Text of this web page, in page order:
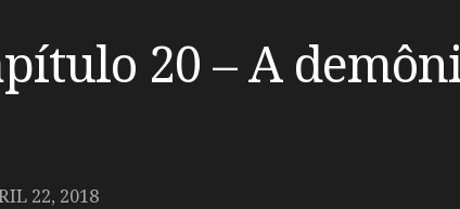
20 – A
22, 2018